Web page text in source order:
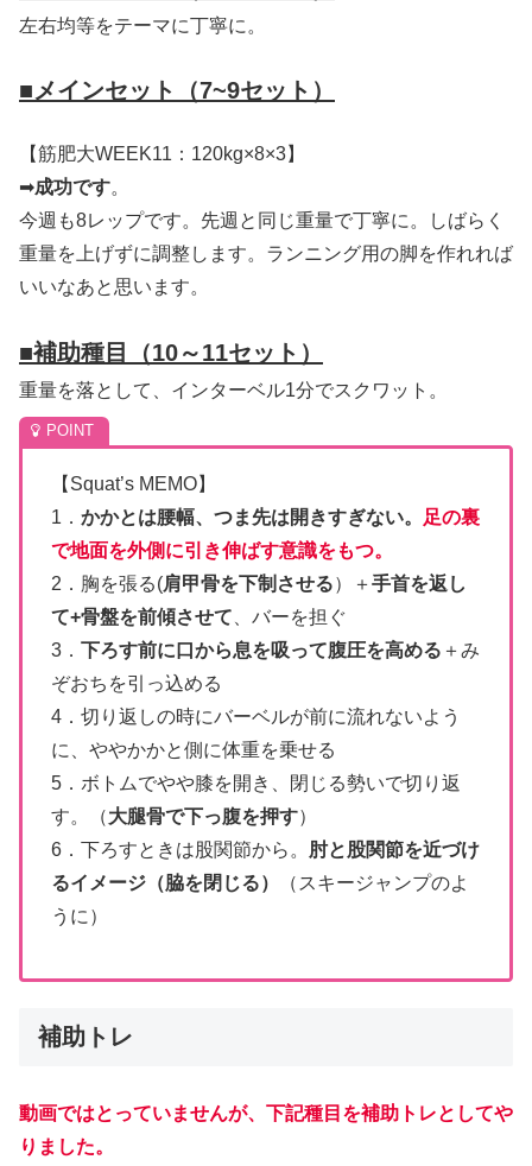
左右均等をテーマに丁寧に。
■メインセット（7~9セット）
【筋肥大WEEK11：120kg×8×3】
➡成功です。
今週も8レップです。先週と同じ重量で丁寧に。しばらく
重量を上げずに調整します。ランニング用の脚を作れれば
いいなあと思います。
■補助種目（10～11セット）
重量を落として、インターベル1分でスクワット。
【Squat’s MEMO】
1． かかとは腰幅、つま先は開きすぎない。
足の裏
で地面を外側に引き伸ばす意識をもつ。
2．胸を張る(肩甲骨を下制させる）＋手首を返し
て+骨盤を前傾させて 、バーを担ぐ
3． 下ろす前に口から息を吸って腹圧を高める ＋み
ぞおちを引っ込める
4．切り返しの時にバーベルが前に流れないよう
に、ややかかと側に体重を乗せる
5．ボトムでやや膝を開き、閉じる勢いで切り返
す。（大腿骨で下っ腹を押す）
6．下ろすときは股関節から。 肘と股関節を近づけ
るイメージ（脇を閉じる）
（スキージャンプのよ
うに）
補助トレ
動画ではとっていませんが、下記種目を補助トレとしてや
りました。